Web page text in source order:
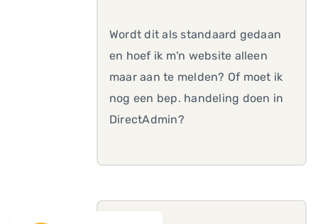
Wordt dit als standaard gedaan
en hoef ik m'n website alleen
maar aan te melden? Of moet ik
nog een bep. handeling doen in
DirectAdmin?